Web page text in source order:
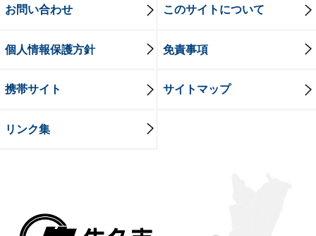
お問い合わせ このサイトについて
個人情報保護方針 免責事項
携帯サイト サイトマップ
リンク集